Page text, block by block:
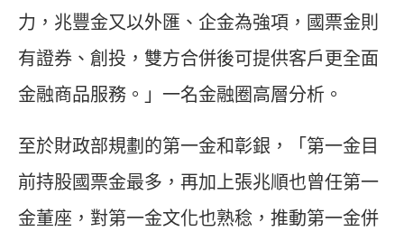
力，兆豐金又以外匯、企金為強項，國票金則
有證券、創投，雙方合併後可提供客戶更全面
金融商品服務。」一名金融圈高層分析。
至於財政部規劃的第一金和彰銀，「第一金目
前持股國票金最多，再加上張兆順也曾任第一
金董座，對第一金文化也熟稔，推動第一金併